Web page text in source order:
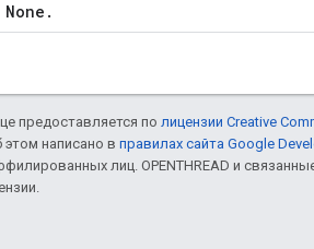
None .
предоставляется по лицензии Creative
написано в правилах сайта Google
лиц. OPENTHREAD и